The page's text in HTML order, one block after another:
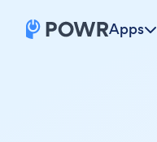
Apps